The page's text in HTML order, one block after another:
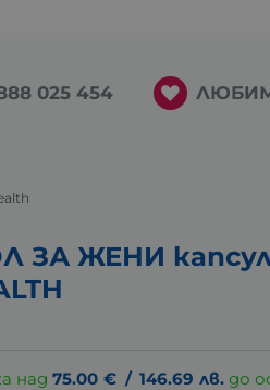
025 454
ЖЕНИ
над75.00 € / 146.69 лв. до